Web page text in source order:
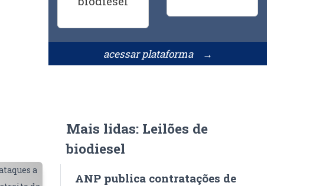
acessar plataforma →
Mais lidas: Leilões de
biodiesel
ANP publica contratações de